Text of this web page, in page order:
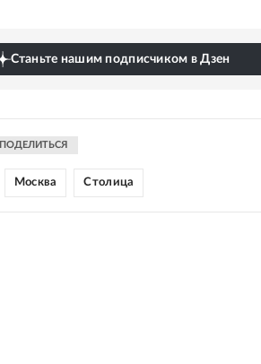
Станьте нашим подписчиком в Дзен
ПОДЕЛИТЬСЯ
Москва Столица